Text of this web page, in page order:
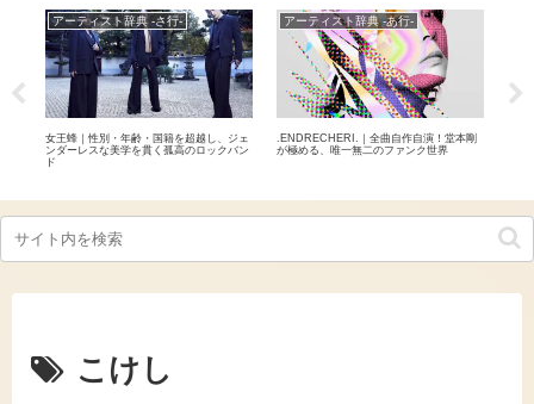
アーティスト辞典 -さ行-
女王蜂｜性別・年齢・国籍を超越し、ジェ
ンダーレスな美学を貫く孤高のロックバン
ド
アーティスト辞典 -あ行-
.ENDRECHERI.｜全曲自作自演！堂本剛
が極める、唯一無二のファンク世界
こけし